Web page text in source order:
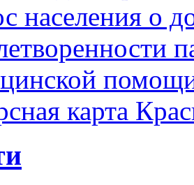
населения о
карта